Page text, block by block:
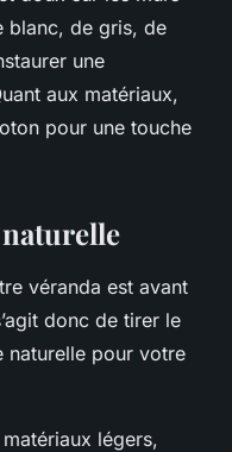
blanc, de gris, de
une
aux matériaux,
pour une touche
véranda est avant
donc de tirer le
naturelle pour votre
légers,